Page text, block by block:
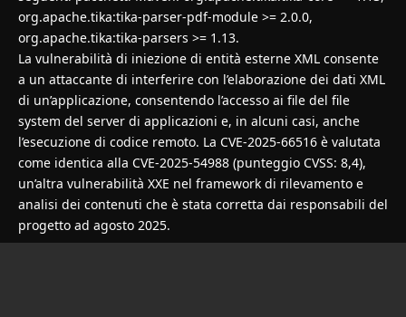
org.apache.tika:tika-parser-pdf-module >= 2.0.0,
org.apache.tika:tika-parsers >= 1.13.
La vulnerabilità di iniezione di entità esterne XML consente
a un attaccante di interferire con l’elaborazione dei dati XML
di un’applicazione, consentendo l’accesso ai file del file
system del server di applicazioni e, in alcuni casi, anche
l’esecuzione di codice remoto. La CVE-2025-66516 è valutata
come identica alla CVE-2025-54988 (punteggio CVSS: 8,4),
un’altra vulnerabilità XXE nel framework di rilevamento e
analisi dei contenuti che è stata corretta dai responsabili del
progetto ad agosto 2025.